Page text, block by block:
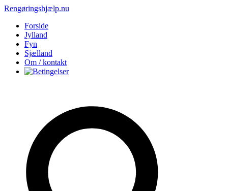
Rengøringshjælp.nu
Forside
Jylland
Fyn
Sjælland
Om / kontakt